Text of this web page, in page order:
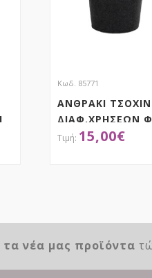
Κωδ. 85771
ΑΝΘΡΑΚΙ
ΔΙΑΦ.ΧΡΗΣΕΩΝ
44Χ52ΕΚ ΜΕ ΧΕΡΙ
15,00€
νέα μας προϊόντα